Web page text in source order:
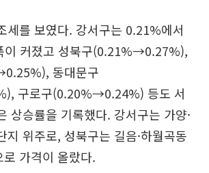
세를 보였다. 강서구는 0.21%에서
이 커졌고 성북구(0.21%→0.27%),
동대문구
구로구(0.20%→0.24%) 등도 서
상승률을 기록했다. 강서구는 가양·
지 위주로, 성북구는 길음·하월곡동
가격이 올랐다.